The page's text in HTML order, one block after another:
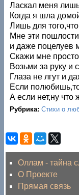
Ласкал меня
Когда я шла
Лишь для
Мне эти
и даже поцелуев
Скажи мне
Возьми за руку и
Глаза не лгут и
Если
А если нет,ну
Рубрика:Стихи о
Оллам - тайна
О Проекте
Прямая связь